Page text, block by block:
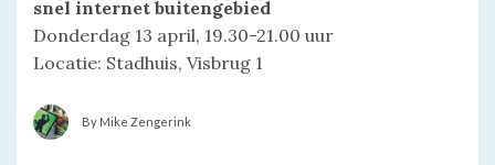
snel internet buitengebied
Donderdag 13 april, 19.30-21.00 uur
Locatie: Stadhuis, Visbrug 1
By Mike Zengerink